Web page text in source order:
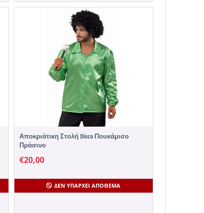
Αποκριάτικη Στολή Disco Πουκάμισο
Πράσινο
€20,00
ΔΕΝ ΥΠΆΡΧΕΙ ΑΠΌΘΕΜΑ